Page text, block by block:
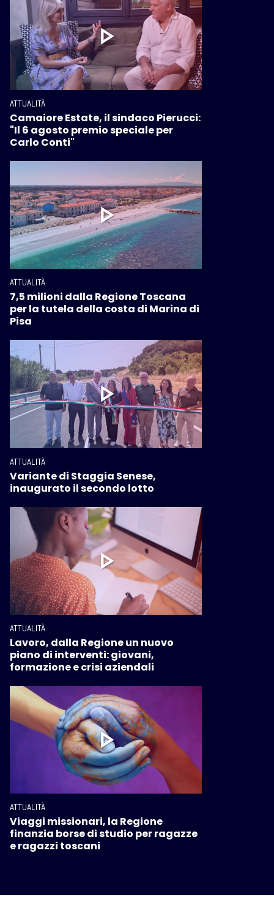
ATTUALITÀ
Camaiore Estate, il sindaco Pierucci:
"Il 6 agosto premio speciale per
Carlo Conti"
ATTUALITÀ
7,5 milioni dalla Regione Toscana
per la tutela della costa di Marina di
Pisa
ATTUALITÀ
Variante di Staggia Senese,
inaugurato il secondo lotto
ATTUALITÀ
Lavoro, dalla Regione un nuovo
piano di interventi: giovani,
formazione e crisi aziendali
ATTUALITÀ
Viaggi missionari, la Regione
finanzia borse di studio per ragazze
e ragazzi toscani